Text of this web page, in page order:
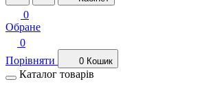
0
Обране
0
Порівняти
0 Кошик
Каталог товарів